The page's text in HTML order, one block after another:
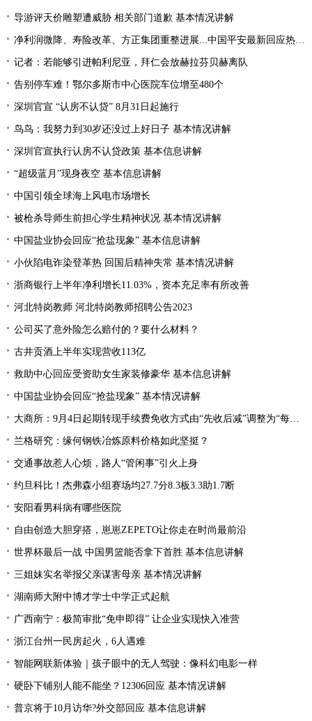
导游评天价雕塑遭威胁 相关部门道歉 基本情况讲解
净利润微降、寿险改革、方正集团重整进展...中国平安最新回应热点问题
记者：若能够引进帕利尼亚，拜仁会放赫拉芬贝赫离队
告别停车难！鄂尔多斯市中心医院车位增至480个
深圳官宣 “认房不认贷” 8月31日起施行
鸟鸟：我努力到30岁还没过上好日子 基本情况讲解
深圳官宣执行认房不认贷政策 基本信息讲解
“超级蓝月”现身夜空 基本信息讲解
中国引领全球海上风电市场增长
被枪杀导师生前担心学生精神状况 基本情况讲解
中国盐业协会回应“抢盐现象” 基本信息讲解
小伙陷电诈染登革热 回国后精神失常 基本情况讲解
浙商银行上半年净利增长11.03%，资本充足率有所改善
河北特岗教师 河北特岗教师招聘公告2023
公司买了意外险怎么赔付的？要什么材料？
古井贡酒上半年实现营收113亿
救助中心回应受资助女生家装修豪华 基本信息讲解
中国盐业协会回应“抢盐现象” 基本情况讲解
大商所：9月4日起期转现手续费免收方式由“先收后减”调整为“每日直接减免”
兰格研究：缘何钢铁冶炼原料价格如此坚挺？
交通事故惹人心烦，路人“管闲事”引火上身
约旦科比！杰弗森小组赛场均27.7分8.3板3.3助1.7断
安阳看男科病有哪些医院
自由创造大胆穿搭，崽崽ZEPETO让你走在时尚最前沿
世界杯最后一战 中国男篮能否拿下首胜 基本信息讲解
三姐妹实名举报父亲谋害母亲 基本情况讲解
湖南师大附中博才学士中学正式起航
广西南宁：极简审批“免申即得” 让企业实现快入准营
浙江台州一民房起火，6人遇难
智能网联新体验｜孩子眼中的无人驾驶：像科幻电影一样
硬卧下铺别人能不能坐？12306回应 基本情况讲解
普京将于10月访华?外交部回应 基本信息讲解